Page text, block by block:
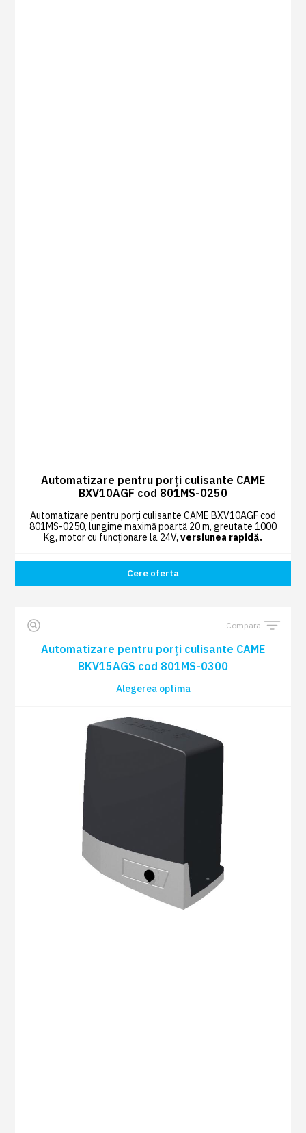
Automatizare pentru porți culisante CAME
BXV10AGF cod 801MS-0250
Automatizare pentru porți culisante CAME BXV10AGF cod
801MS-0250, lungime maximă poartă 20 m, greutate 1000
Kg, motor cu funcționare la 24V, versiunea rapidă.
Cere oferta
Compara
Automatizare pentru porți culisante CAME
BKV15AGS cod 801MS-0300
Alegerea optima